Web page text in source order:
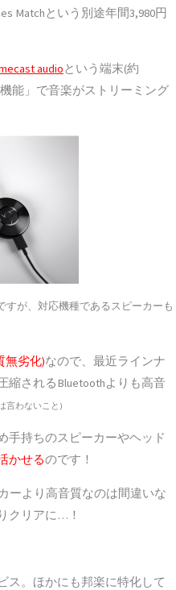
Matchという別途年間3,980円
audioという端末(約
機能」で音楽がストリーミング
すが、対応機種であるスピーカーも
無劣化)なので、最近ラインナ
縮されるBluetoothよりも高音
言わないこと)
手持ちのスピーカーやヘッド
かせるのです！
ーより高音質なのは間違いな
クリアに…！
ス。ほかにも邦楽に特化して